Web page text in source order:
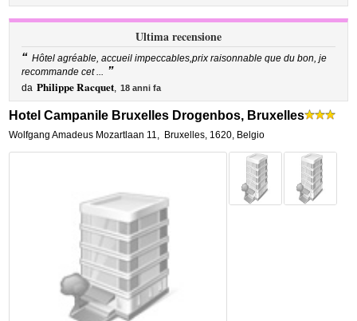
Ultima recensione
“ Hôtel agréable, accueil impeccables,prix raisonnable que du bon, je
recommande cet ... ”
da Philippe Racquet, 18 anni fa
Hotel Campanile Bruxelles Drogenbos, Bruxelles
Wolfgang Amadeus Mozartlaan 11, Bruxelles, 1620, Belgio